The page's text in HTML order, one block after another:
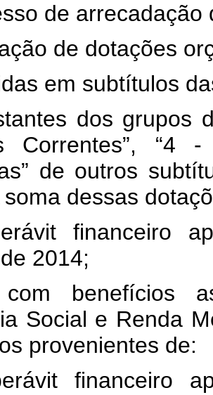
de arrecadação
de dotações
em subtítulos
dos grupos
Correntes”, “4
de outros
dessas
financeiro
2014;
benefícios
Social e Renda
provenientes de:
financeiro